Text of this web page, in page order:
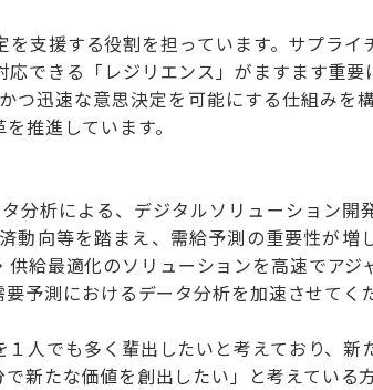
支援する役割を担っています。サプライ
できる「レジリエンス」がますます重要
つ迅速な意思決定を可能にする仕組みを
推進しています。
分析による、デジタルソリューション開
動向等を踏まえ、需給予測の重要性が増
給最適化のソリューションを高速でアジ
予測におけるデータ分析を加速させてく
人でも多く輩出したいと考えており、新
新たな価値を創出したい」と考えている